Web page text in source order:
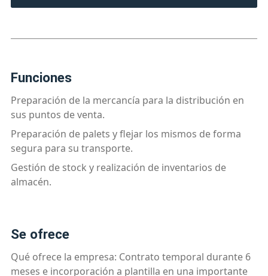
funciones
Preparación de la mercancía para la distribución en
sus puntos de venta.
Preparación de palets y flejar los mismos de forma
segura para su transporte.
Gestión de stock y realización de inventarios de
almacén.
se ofrece
Qué ofrece la empresa: Contrato temporal durante 6
meses e incorporación a plantilla en una importante